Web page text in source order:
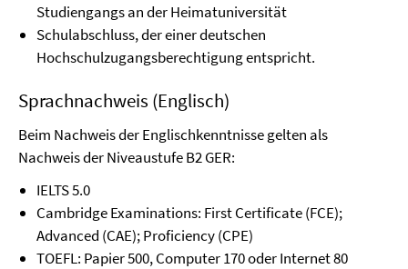
Studiengangs an der Heimatuniversität
Schulabschluss, der einer deutschen
Hochschulzugangsberechtigung entspricht.
Sprachnachweis (Englisch)
Beim Nachweis der Englischkenntnisse gelten als
Nachweis der Niveaustufe B2 GER:
IELTS 5.0
Cambridge Examinations: First Certificate (FCE);
Advanced (CAE); Proficiency (CPE)
TOEFL: Papier 500, Computer 170 oder Internet 80